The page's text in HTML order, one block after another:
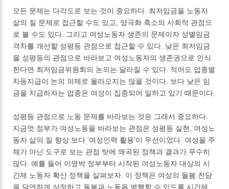
모든 문제는 다각도로 보는 것이 중요하다. 최저임금을 노동자
삶의 질 문제로 접근할 수도 있고, 양극화 축소의 사회적 관점으
로 볼 수도 있다. 그리고 여성노동자 생존의 문제이자 성별임금
격차를 개선할 성평등 관점으로 접근할 수 있다. 낮은 최저임금
을 성평등의 관점으로 바라보고 여성노동자의 생존권으로 인식
한다면 최저임금위원회의 논의는 달라질 수 있다. 적어도 업종별
차등지급이 논의 의제로 올라오지는 않을 것이다. 보다 낮은 임
금을 지급하자는 업종은 여성이 집중되어 일하고 있기 때문이다.
성평등 관점으로 노동 문제를 바라보는 것은 그래서 중요하다.
지금껏 정부가 여성노동을 바라보는 관점은 성평등 실현, 여성노
동자 삶의 질 향상 보다 '여성인력 활용'이 우선이었다. 여성을 주
체가 아닌 도구로 보는 관점 탓에 왜곡된 정책과 결과가 무수히
많다. 예를 들어 이명박 정부부터 시작된 여성노동자 대상의 시
간제 노동자 확산 정책을 살펴보자. 이 정책은 여성의 돌봄 전담
을 당연하게 상정하고 돌봄과 노동을 병행할 수 있도록 시간제